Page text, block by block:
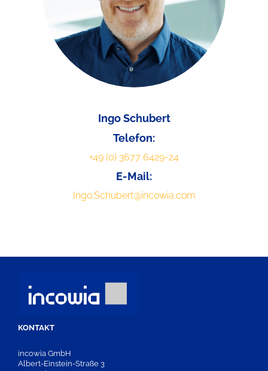
Ingo Schubert
Telefon:
+49 (0) 3677 6429-24
E-Mail:
Ingo.Schubert@incowia.com
KONTAKT
incowia GmbH
Albert-Einstein-Straße 3